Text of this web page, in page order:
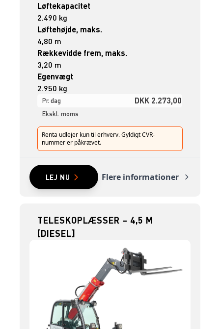
Løftekapacitet
2.490 kg
Løftehøjde, maks.
4,80 m
Rækkevidde frem, maks.
3,20 m
Egenvægt
2.950 kg
Pr. dag DKK 2.273,00
Ekskl. moms
Renta udlejer kun til erhverv. Gyldigt CVR-
nummer er påkrævet.
LEJ NU Flere informationer
TELESKOPLÆSSER – 4,5 M
[DIESEL]